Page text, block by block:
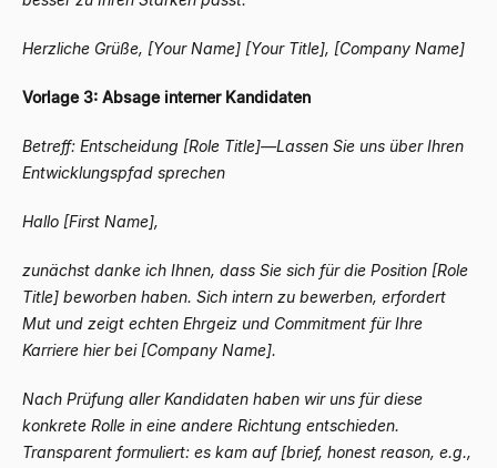
Herzliche Grüße, [Your Name] [Your Title], [Company Name]
Vorlage 3: Absage interner Kandidaten
Betreff: Entscheidung [Role Title]—Lassen Sie uns über Ihren
Entwicklungspfad sprechen
Hallo [First Name],
zunächst danke ich Ihnen, dass Sie sich für die Position [Role
Title] beworben haben. Sich intern zu bewerben, erfordert
Mut und zeigt echten Ehrgeiz und Commitment für Ihre
Karriere hier bei [Company Name].
Nach Prüfung aller Kandidaten haben wir uns für diese
konkrete Rolle in eine andere Richtung entschieden.
Transparent formuliert: es kam auf [brief, honest reason, e.g.,